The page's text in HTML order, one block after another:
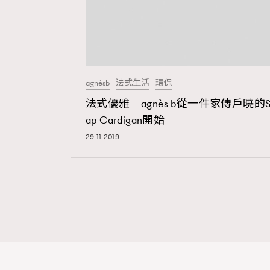
agnèsb 法式生活 環保
法式優雅︱agnès b從一件家傳戶曉的
ap Cardigan開始
29.11.2019